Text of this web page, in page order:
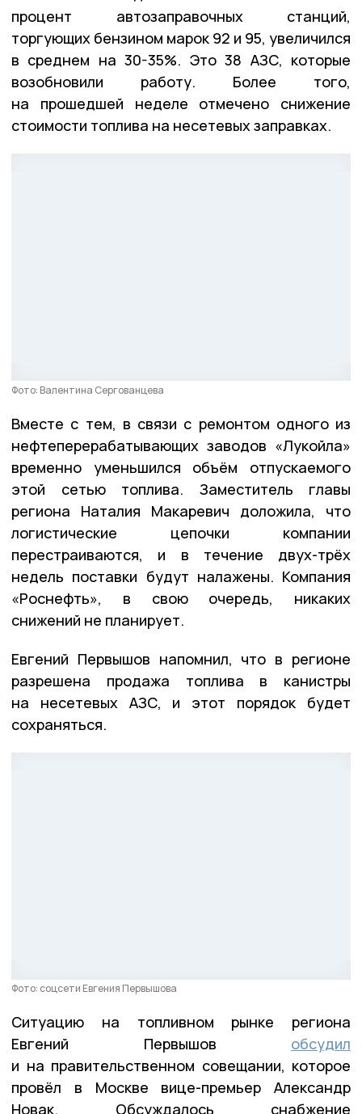
процент автозаправочных станций,
торгующих бензином марок 92 и 95, увеличился
в среднем на 30-35%. Это 38 АЗС, которые
возобновили работу. Более того,
на прошедшей неделе отмечено снижение
стоимости топлива на несетевых заправках.
Фото: Валентина Сергованцева
Вместе с тем, в связи с ремонтом одного из
нефтеперерабатывающих заводов «Лукойла»
временно уменьшился объём отпускаемого
этой сетью топлива. Заместитель главы
региона Наталия Макаревич доложила, что
логистические цепочки компании
перестраиваются, и в течение двух-трёх
недель поставки будут налажены. Компания
«Роснефть», в свою очередь, никаких
снижений не планирует.
Евгений Первышов напомнил, что в регионе
разрешена продажа топлива в канистры
на несетевых АЗС, и этот порядок будет
сохраняться.
Фото: соцсети Евгения Первышова
Ситуацию на топливном рынке региона
Евгений Первышов обсудил
и на правительственном совещании, которое
провёл в Москве вице-премьер Александр
Новак. Обсуждалось снабжение